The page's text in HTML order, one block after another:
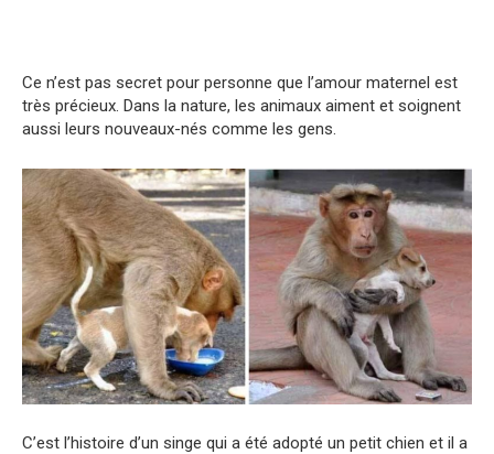
Ce n’est pas secret pour personne que l’amour maternel est
très précieux. Dans la nature, les animaux aiment et soignent
aussi leurs nouveaux-nés comme les gens.
C’est l’histoire d’un singe qui a été adopté un petit chien et il a